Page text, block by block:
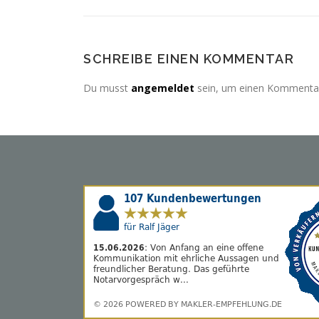
SCHREIBE EINEN KOMMENTAR
Du musst angemeldet sein, um einen